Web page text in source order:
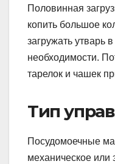
Половинная
копить большое
загружать утварь
необходимости.
тарелок и чашек
Тип
Посудомоечные
механическое или